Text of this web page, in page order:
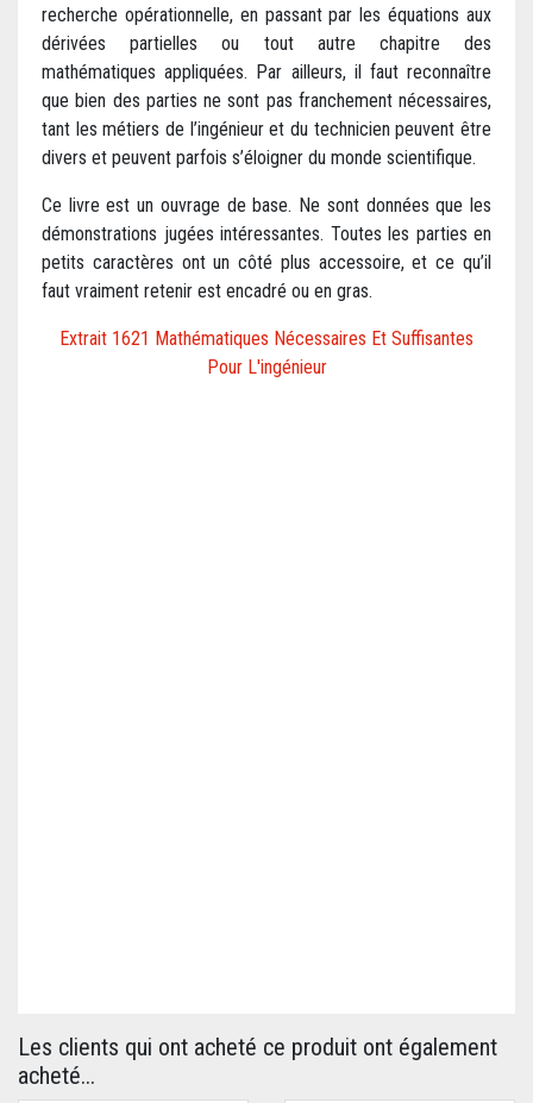
recherche opérationnelle, en passant par les équations aux
dérivées partielles ou tout autre chapitre des
mathématiques appliquées. Par ailleurs, il faut reconnaître
que bien des parties ne sont pas franchement nécessaires,
tant les métiers de l’ingénieur et du technicien peuvent être
divers et peuvent parfois s’éloigner du monde scientifique.
Ce livre est un ouvrage de base. Ne sont données que les
démonstrations jugées intéressantes. Toutes les parties en
petits caractères ont un côté plus accessoire, et ce qu’il
faut vraiment retenir est encadré ou en gras.
Extrait 1621 Mathématiques Nécessaires Et Suffisantes
Pour L'ingénieur
Les clients qui ont acheté ce produit ont également
acheté...